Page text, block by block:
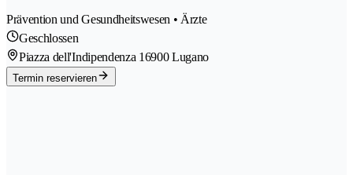
Prävention und Gesundheitswesen • Ärzte
Geschlossen
Piazza dell'Indipendenza 16900 Lugano
Termin reservieren